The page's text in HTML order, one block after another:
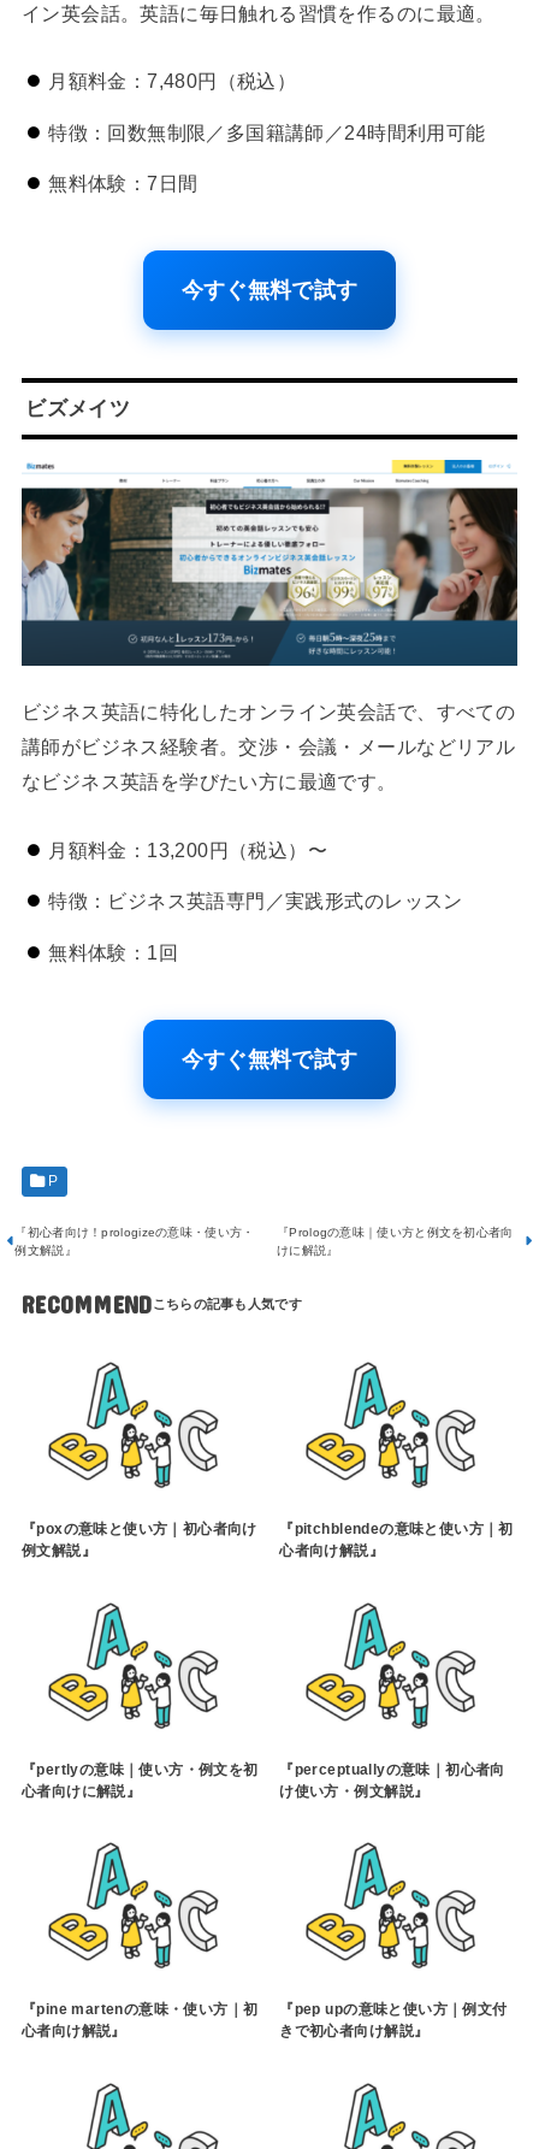
イン英会話。英語に毎日触れる習慣を作るのに最適。
月額料金：7,480円（税込）
特徴：回数無制限／多国籍講師／24時間利用可能
無料体験：7日間
今すぐ無料で試す
ビズメイツ
ビジネス英語に特化したオンライン英会話で、すべての
講師がビジネス経験者。交渉・会議・メールなどリアル
なビジネス英語を学びたい方に最適です。
月額料金：13,200円（税込）〜
特徴：ビジネス英語専門／実践形式のレッスン
無料体験：1回
今すぐ無料で試す
P
『初心者向け！prologizeの意味・使い方・
例文解説』
『Prologの意味｜使い方と例文を初心者向
けに解説』
RECOMMEND
『poxの意味と使い方｜初心者向け
例文解説』
『pitchblendeの意味と使い方｜初
心者向け解説』
『pertlyの意味｜使い方・例文を初
心者向けに解説』
『perceptuallyの意味｜初心者向
け使い方・例文解説』
『pine martenの意味・使い方｜初
心者向け解説』
『pep upの意味と使い方｜例文付
きで初心者向け解説』